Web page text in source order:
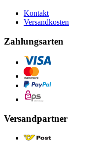
Kontakt
Versandkosten
Zahlungsarten
Versandpartner